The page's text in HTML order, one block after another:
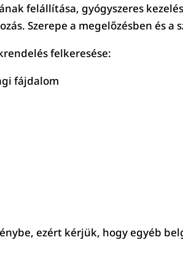
felállítása, gyógyszeres
Szerepe a megelőzésben és a
felkeresése:
fájdalom
ezért kérjük, hogy egyéb